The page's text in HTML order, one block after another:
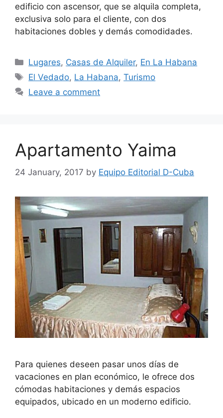
edificio con ascensor, que se alquila completa,
exclusiva solo para el cliente, con dos
habitaciones dobles y demás comodidades.
Categories
Lugares, Casas de Alquiler, En La Habana
Tags
El Vedado, La Habana,Turismo
Leave a comment
Apartamento Yaima
24 January, 2017 by Equipo Editorial D-Cuba
Para quienes deseen pasar unos días de
vacaciones en plan económico, le ofrece dos
cómodas habitaciones y demás espacios
equipados, ubicado en un moderno edificio.